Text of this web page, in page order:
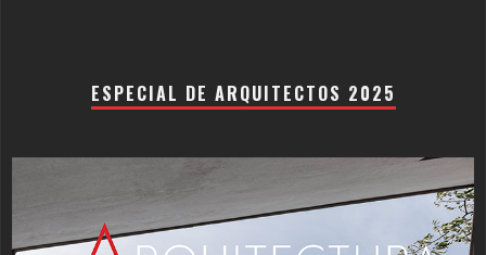
ESPECIAL DE ARQUITECTOS 2025